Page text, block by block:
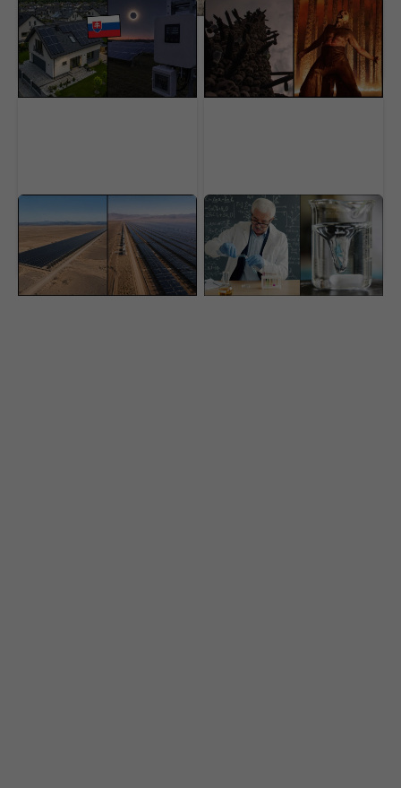
Zatmenie Slnka oberie
európsku fotovoltiku až
o 9,7 GW výkonu. Koľko
stratia Slováci?
Nedocenený klenot
práve dorazil online aj s
dabingom. Na jednom
mieste sú všetky filmy
Čína buduje obrovský
„solárny múr“.
Megaprojekt má zastaviť
ekologickú pohromu
Energetický svet je na
nohách. Američania
vyrobili vodík za
rekordne nízku cenu